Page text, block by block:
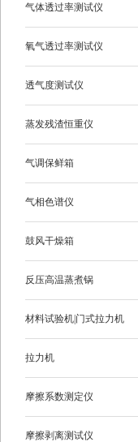
气体透过率测试仪
氧气透过率测试仪
透气度测试仪
蒸发残渣恒重仪
气调保鲜箱
气相色谱仪
鼓风干燥箱
反压高温蒸煮锅
材料试验机|门式拉力机
拉力机
摩擦系数测定仪
摩擦剥离测试仪